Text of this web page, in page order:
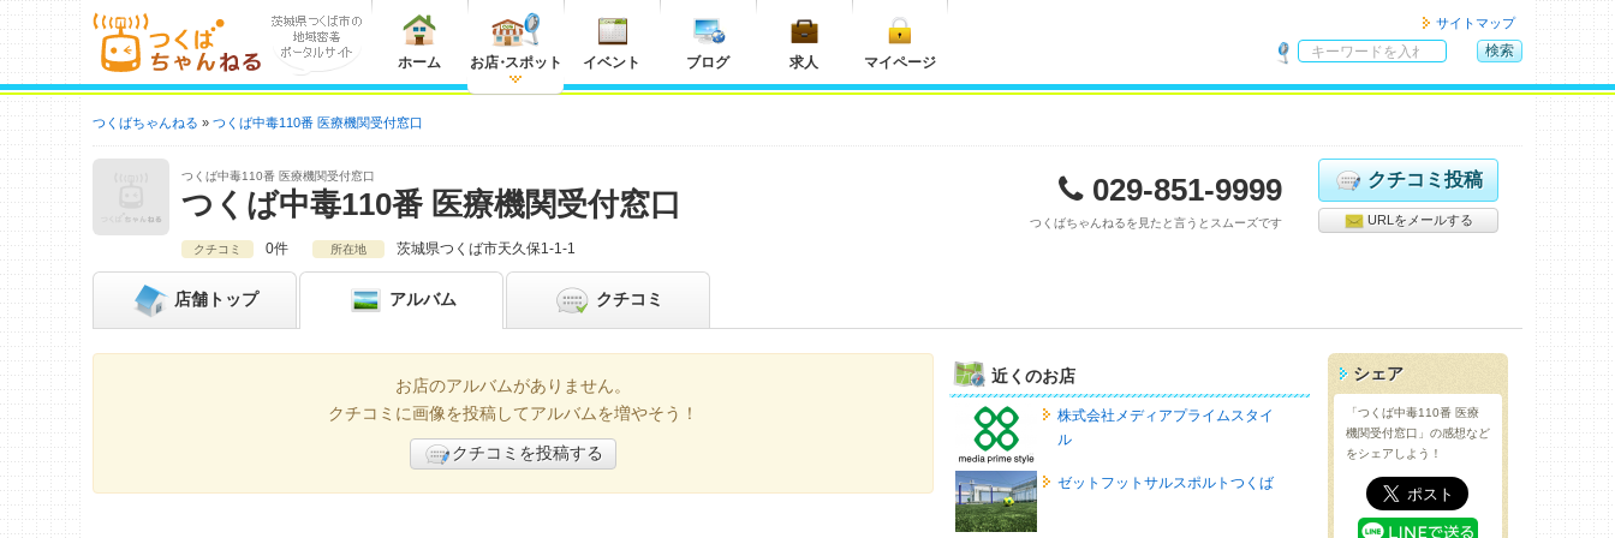
ホーム お店・スポット イベント ブログ 求人 マイページ
サイトマップ
内
索
検索
つくばちゃんねる つくば中毒110番 医療機関受付窓口
つくば中毒110番 医療機関受付窓口
つくば中毒110番 医療機関受付窓口 029-851-9999
つくばちゃんねるを見たと言うとスムーズです
クチコミ投稿
URLをメールする
クチコミ 0件 所在地 茨城県つくば市天久保1-1-1
店舗 トップ アルバム クチコミ
お店のアルバムがありません。
クチコミに画像を投稿してアルバムを増やそう！
クチコミを投稿する
近くのお店
株式会社メディアプライムスタイ
ル
ゼットフットサルスポルトつくば
シェア
「つくば中毒110番 医療
機関受付窓口」の感想など
をシェアしよう！